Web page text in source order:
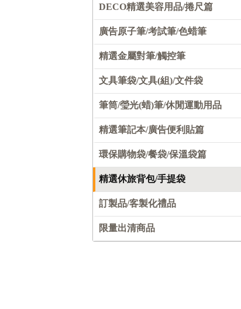
DECO精選美容用品/捲尺篇
廣告原子筆/考試筆/色蜡筆
精選金屬對筆/觸控筆
文具筆袋/文具(組)/文件袋
筆筒/瑩光(蜡)筆/休閒運動用品
精選筆記本/廣告便利貼篇
環保購物袋/餐袋/保溫袋篇
精選休旅背包/手提袋
訂製品/客製化禮品
限量出清商品